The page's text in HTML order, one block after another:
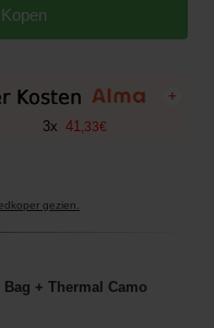
Kopen
+
3x 41 33€
gezien.
+ Thermal Camo